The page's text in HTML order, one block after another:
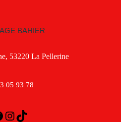
53220 La Pellerine
05 93 78
Instagram
TikTok